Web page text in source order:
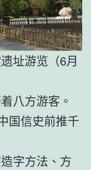
址游览（6月
八方游客。
国信史前推千
字方法、方